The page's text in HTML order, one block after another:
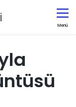
Menü